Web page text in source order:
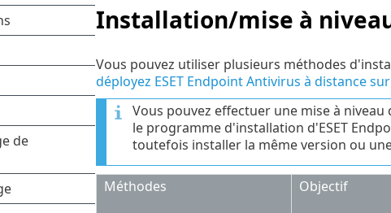
Installation/mise à
Vous pouvez utiliser plusieurs méthodes
déployez ESET Endpoint Antivirus à distance sur
Vous pouvez effectuer une mise à niveau
le programme d'installation d'ESET
toutefois installer la même version ou
Méthodes Objectif